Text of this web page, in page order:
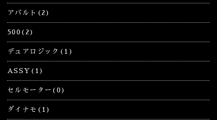
アバルト(2)
500(2)
デュアロジック(1)
ASSY(1)
セルモーター(0)
ダイナモ(1)